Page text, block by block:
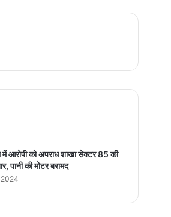
में आरोपी को अपराध शाखा सेक्टर 85 की
पानी की मोटर बरामद